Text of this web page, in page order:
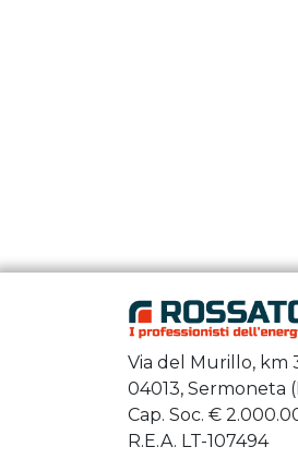
Via del Murillo, km
04013, Sermoneta
Cap. Soc. €
R.E.A. LT-107494